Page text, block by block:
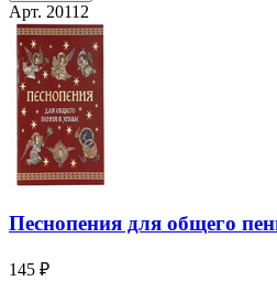
Арт. 20112
Песнопения для общего
145 ₽